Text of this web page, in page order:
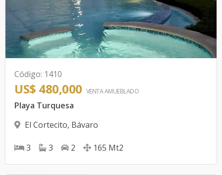
Código: 1410
US$ 480,000 VENTA AMUEBLADO
Playa Turquesa
El Cortecito, Bávaro
3 3 2 165 Mt2